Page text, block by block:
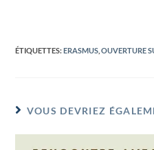
ÉTIQUETTES:ERASMUS OUVERTURE
VOUS DEVRIEZ